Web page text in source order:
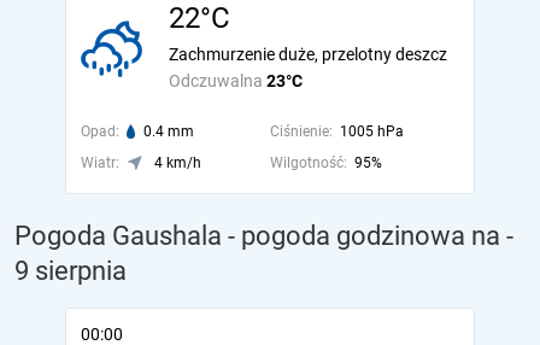
22°C
Odczuwalna 23°C
Zachmurzenie duże, przelotny deszcz
Opad: 0.4 mm Ciśnienie: 1005 hPa
Wiatr:
4 km/h Wilgotność: 95%
Pogoda Gaushala - pogoda godzinowa na -
9 sierpnia
00:00